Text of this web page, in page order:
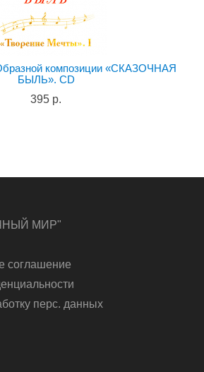
композиции «СКАЗОЧНАЯ
БЫЛЬ». CD
395 р.
МИР"
соглашение
перс. данных